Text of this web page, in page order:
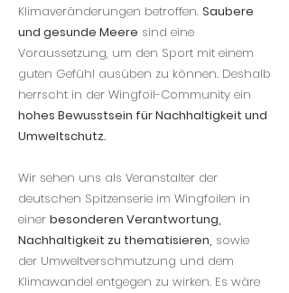
Klimaveränderungen betroffen. Saubere
und gesunde Meere sind eine
Voraussetzung, um den Sport mit einem
guten Gefühl ausüben zu können. Deshalb
herrscht in der Wingfoil-Community ein
hohes Bewusstsein für Nachhaltigkeit und
Umweltschutz.
Wir sehen uns als Veranstalter der
deutschen Spitzenserie im Wingfoilen in
einer besonderen Verantwortung,
Nachhaltigkeit zu thematisieren, sowie
der Umweltverschmutzung und dem
Klimawandel entgegen zu wirken. Es wäre